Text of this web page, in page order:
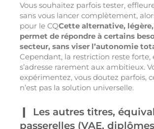
Vous souhaitez parfois tester,
sans vous lancer complètement,
pour le CQCette alternative,
permet de répondre à certains
secteur, sans viser l’autonomie
Cependant, la restriction reste forte,
s’adresse rarement aux ambitieux.
expérimentez, vous doutez parfois,
n’est pas la solution universelle.
Les autres titres,
passerelles (VAE, diplômes